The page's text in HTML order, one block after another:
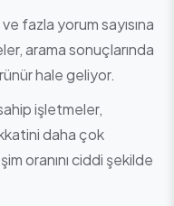
fazla yorum sayısına
arama sonuçlarında
hale geliyor.
işletmeler,
daha çok
oranını ciddi şekilde